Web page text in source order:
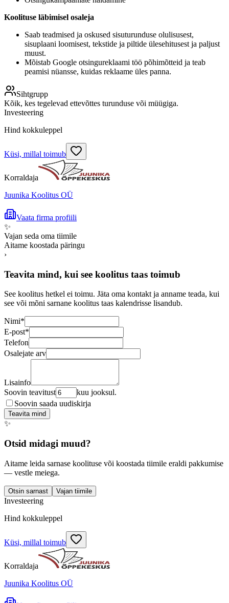
Koolituse läbimisel osaleja
Saab teadmised ja oskused sisuturunduse olulisusest,
sisuplaani loomisest, tekstide ja piltide ülesehitusest ja paljust
muust.
Mõistab Google otsingureklaami töö põhimõtteid ja teab
peamisi nüansse, kuidas reklaame üles panna.
Sihtgrupp
Kõik, kes tegelevad ettevõttes turunduse või müügiga.
Investeering
Hind kokkuleppel
Küsi, millal toimub
Korraldaja
Juunika Koolitus OÜ
Vaata firma profiili
✨
Vajan seda oma tiimile
Aitame koostada päringu
›
Teavita mind, kui see koolitus taas toimub
See koolitus hetkel ei toimu. Jäta oma kontakt ja anname teada, kui
see või mõni sarnane koolitus taas kalendrisse lisandub.
Nimi*
E-post*
Telefon
Osalejate arv
Lisainfo
Soovin teavitust
kuu jooksul.
Soovin saada uudiskirja
Teavita mind
✨
Otsid midagi muud?
Aitame leida sarnase koolituse või koostada tiimile eraldi pakkumise
— vestle meiega.
Otsin sarnast Vajan tiimile
Investeering
Hind kokkuleppel
Küsi, millal toimub
Korraldaja
Juunika Koolitus OÜ